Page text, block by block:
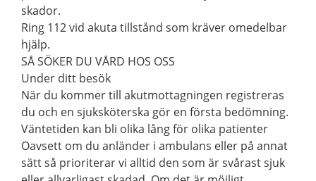
skador.
Ring 112 vid akuta tillstånd som kräver omedelbar
hjälp.
SÅ SÖKER DU VÅRD HOS OSS
Under ditt besök
När du kommer till akutmottagningen registreras
du och en sjuksköterska gör en första bedömning.
Väntetiden kan bli olika lång för olika patienter
Oavsett om du anländer i ambulans eller på annat
sätt så prioriterar vi alltid den som är svårast sjuk